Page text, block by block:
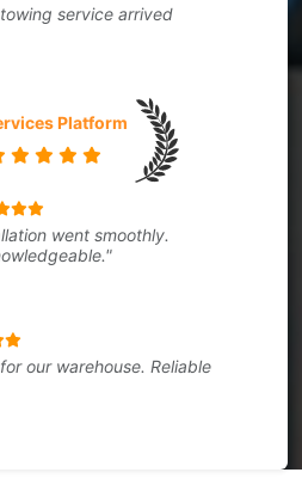
service arrived
Platform
went smoothly.
our warehouse. Reliable